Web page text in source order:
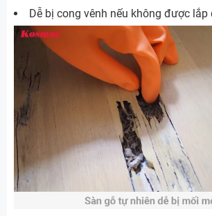
Dễ bị cong vênh nếu không được